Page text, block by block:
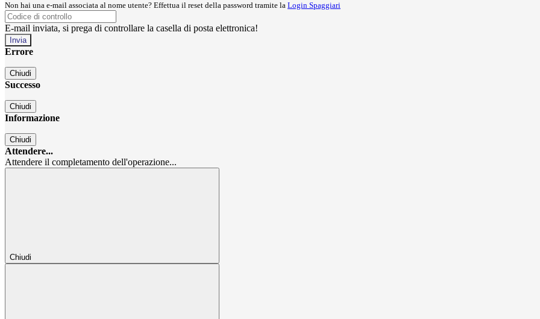
Non hai una e-mail associata al nome utente? Effettua il reset della password tramite la Login Spaggiari
E-mail inviata, si prega di controllare la casella di posta elettronica!
Errore
Chiudi
Successo
Chiudi
Informazione
Chiudi
Attendere...
Attendere il completamento dell'operazione...
Chiudi